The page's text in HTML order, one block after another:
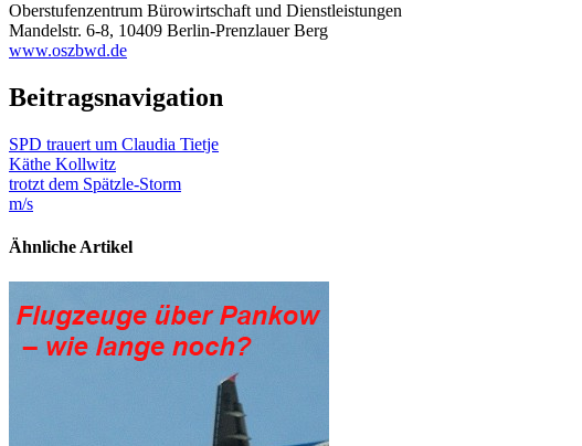
Oberstufenzentrum Bürowirtschaft und Dienstleistungen
Mandelstr. 6-8, 10409 Berlin-Prenzlauer Berg
www.oszbwd.de
Beitragsnavigation
SPD trauert um Claudia Tietje
Käthe Kollwitz
trotzt dem Spätzle-Storm
m/s
Ähnliche Artikel